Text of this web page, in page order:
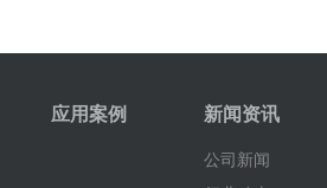
应用案例 新闻资讯
公司新闻